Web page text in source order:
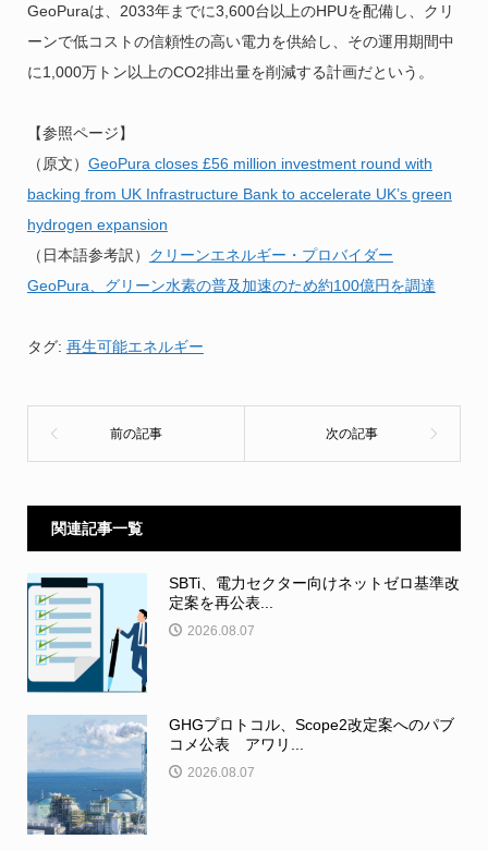
GeoPuraは、2033年までに3,600台以上のHPUを配備し、クリ
ーンで低コストの信頼性の高い電力を供給し、その運用期間中
に1,000万トン以上のCO2排出量を削減する計画だという。
【参照ページ】
（原文） GeoPura closes £56 million investment round with
backing from UK Infrastructure Bank to accelerate UK’s green
hydrogen expansion
（日本語参考訳） クリーンエネルギー・プロバイダー
GeoPura、グリーン水素の普及加速のため約100億円を調達
タグ: 再生可能エネルギー
関連記事一覧
SBTi、電力セクター向けネットゼロ基準改
定案を再公表...
2026.08.07
GHGプロトコル、Scope2改定案へのパブ
コメ公表 アワリ...
2026.08.07